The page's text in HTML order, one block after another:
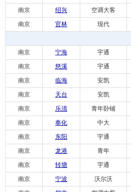
南京
绍兴 空调大客
南京
官林 现代
南京
宁海 宇通
南京
慈溪 宇通
南京
临海 安凯
南京
天台 安凯
南京
乐清 青年卧铺
南京
奉化 中大
南京
东阳 宇通
南京
龙港 青年
南京
转塘 宇通
南京
宁波 沃尔沃